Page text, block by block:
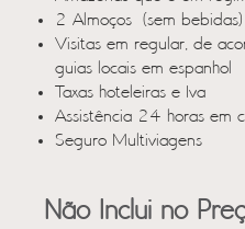
2 Almoços (sem bebidas)
Visitas em regular, de
guias locais em espanhol
Taxas hoteleiras e Iva
Assistência 24 horas em
Seguro Multiviagens
Não Inclui no